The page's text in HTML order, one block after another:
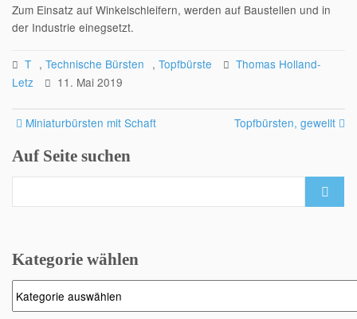
Zum Einsatz auf Winkelschleifern, werden auf Baustellen und in
der Industrie einegsetzt.
T , Technische Bürsten , Topfbürste
Thomas Holland-
Letz
11. Mai 2019
Post
navigation
Miniaturbürsten mit Schaft Topfbürsten, gewellt
Auf Seite suchen
for:
Kategorie wählen
wählen